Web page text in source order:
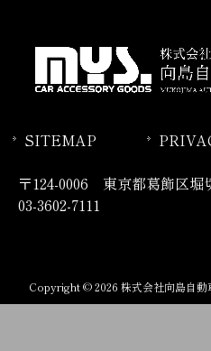
SITEMAP
〒124-0006 東京都葛飾区堀
03-3602-7111
Copyright © 2026 株式会社向島自